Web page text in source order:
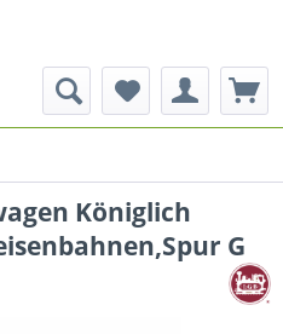
Königlich
G